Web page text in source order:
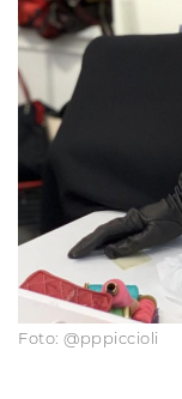
Foto: @pppiccioli